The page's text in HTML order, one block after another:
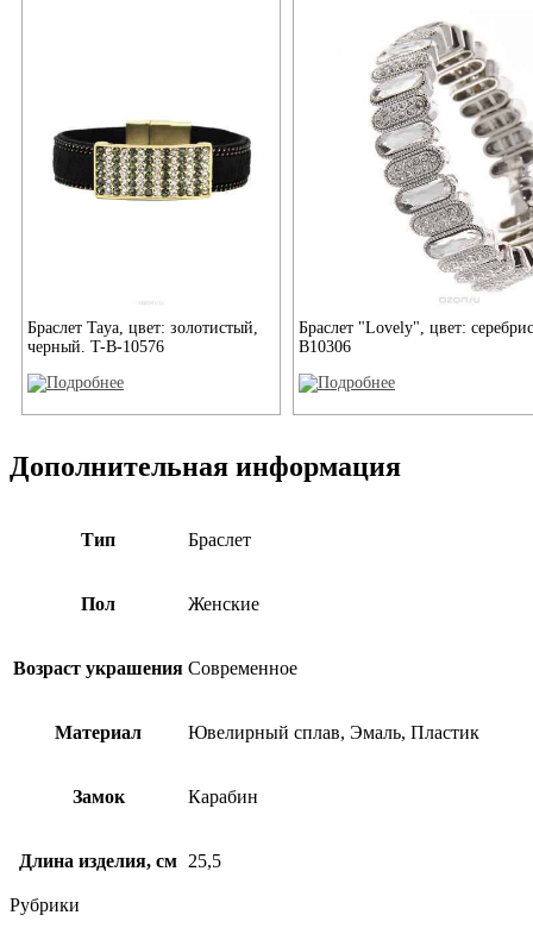
Браслет Taya, цвет: золотистый,
черный. T-B-10576
Браслет "Lovely", цвет:
В10306
Дополнительная информация
Тип Браслет
Пол Женские
Возраст украшения Современное
Материал Ювелирный сплав, Эмаль, Пластик
Замок Карабин
Длина изделия, см 25,5
Рубрики